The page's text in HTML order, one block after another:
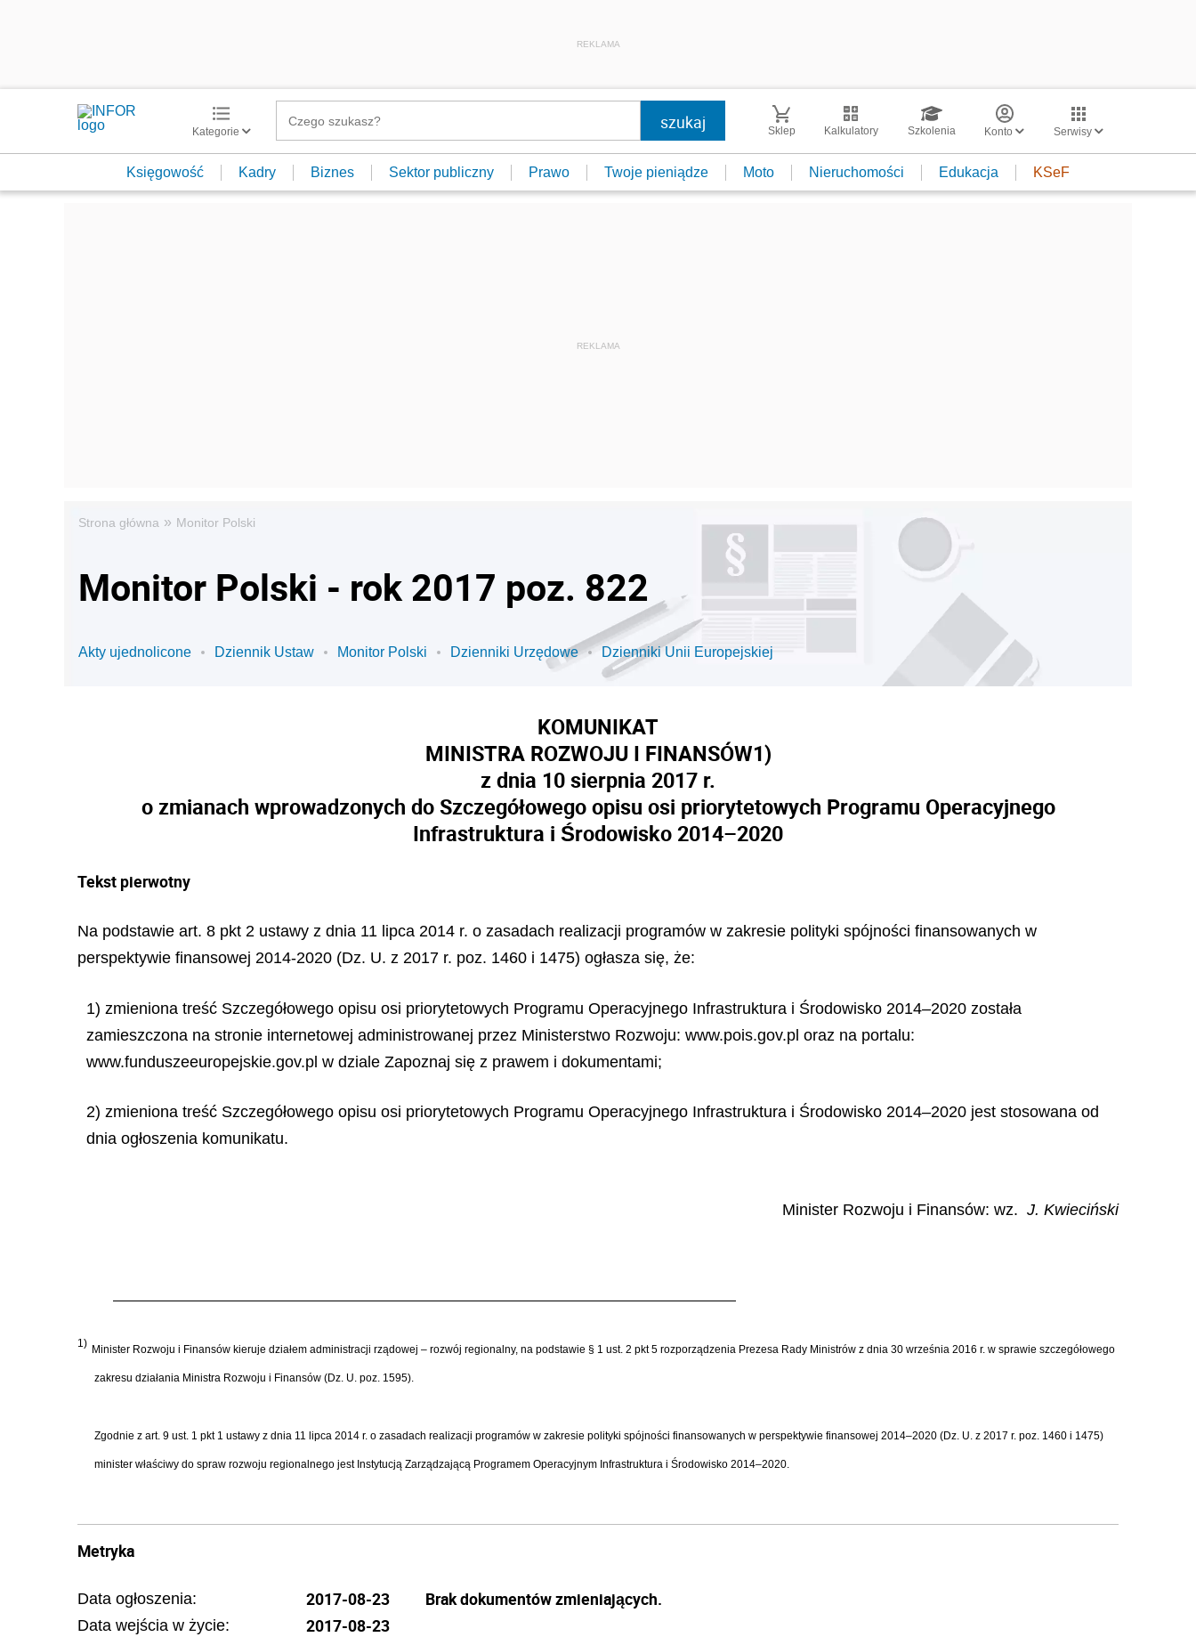
REKLAMA
Kategorie Sklep Kalkulatory Szkolenia Konto Serwisy
Księgowość Kadry Biznes Sektor publiczny Prawo Twoje pieniądze Moto Nieruchomości Edukacja KSeF
Strona główna » Monitor Polski
Monitor Polski - rok 2017 poz. 822
Akty ujednolicone Dziennik Ustaw Monitor Polski Dzienniki Urzędowe Dzienniki Unii Europejskiej
KOMUNIKAT
MINISTRA ROZWOJU I FINANSÓW1)
z dnia 10 sierpnia 2017 r.
o zmianach wprowadzonych do Szczegółowego opisu osi priorytetowych Programu Operacyjnego
Infrastruktura i Środowisko 2014–2020
Tekst pierwotny
Na podstawie art. 8 pkt 2 ustawy z dnia 11 lipca 2014 r. o zasadach realizacji programów w zakresie polityki spójności finansowanych w
perspektywie finansowej 2014-2020 (Dz. U. z 2017 r. poz. 1460 i 1475) ogłasza się, że:
1) zmieniona treść Szczegółowego opisu osi priorytetowych Programu Operacyjnego Infrastruktura i Środowisko 2014–2020 została
zamieszczona na stronie internetowej administrowanej przez Ministerstwo Rozwoju: www.pois.gov.pl oraz na portalu:
www.funduszeeuropejskie.gov.pl w dziale Zapoznaj się z prawem i dokumentami;
2) zmieniona treść Szczegółowego opisu osi priorytetowych Programu Operacyjnego Infrastruktura i Środowisko 2014–2020 jest stosowana od
dnia ogłoszenia komunikatu.
Minister Rozwoju i Finansów: wz. J. Kwieciński
1) Minister Rozwoju i Finansów kieruje działem administracji rządowej – rozwój regionalny, na podstawie § 1 ust. 2 pkt 5 rozporządzenia Prezesa Rady Ministrów z dnia 30 września 2016 r. w sprawie szczegółowego
zakresu działania Ministra Rozwoju i Finansów (Dz. U. poz. 1595).
Zgodnie z art. 9 ust. 1 pkt 1 ustawy z dnia 11 lipca 2014 r. o zasadach realizacji programów w zakresie polityki spójności finansowanych w perspektywie finansowej 2014–2020 (Dz. U. z 2017 r. poz. 1460 i 1475)
minister właściwy do spraw rozwoju regionalnego jest Instytucją Zarządzającą Programem Operacyjnym Infrastruktura i Środowisko 2014–2020.
Metryka
Data ogłoszenia: 2017-08-23
Data wejścia w życie: 2017-08-23
Brak dokumentów zmieniających.